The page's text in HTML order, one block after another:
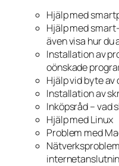
Hjälp med
Hjälp med
även visa hur du
Installation av
oönskade
Hjälp vid byte av
Installation av
Inköpsråd – vad
Hjälp med Linux
Problem med